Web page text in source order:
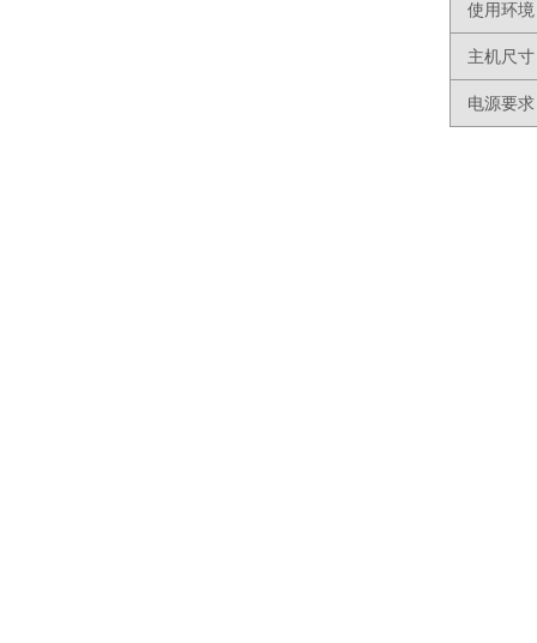
使用环境
主机尺寸
电源要求